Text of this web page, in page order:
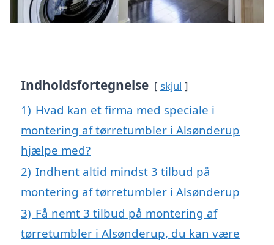
Indholdsfortegnelse skjul
1) Hvad kan et firma med speciale i
montering af tørretumbler i Alsønderup
hjælpe med?
2) Indhent altid mindst 3 tilbud på
montering af tørretumbler i Alsønderup
3) Få nemt 3 tilbud på montering af
tørretumbler i Alsønderup, du kan være